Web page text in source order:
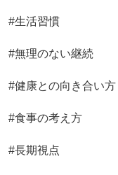
#生活習慣
#無理のない継続
#健康との向き合い方
#食事の考え方
#長期視点